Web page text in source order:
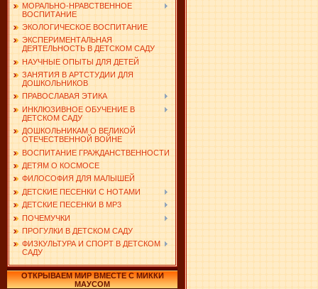
МОРАЛЬНО-НРАВСТВЕННОЕ
ВОСПИТАНИЕ
ЭКОЛОГИЧЕСКОЕ ВОСПИТАНИЕ
ЭКСПЕРИМЕНТАЛЬНАЯ
ДЕЯТЕЛЬНОСТЬ В ДЕТСКОМ САДУ
НАУЧНЫЕ ОПЫТЫ ДЛЯ ДЕТЕЙ
ЗАНЯТИЯ В АРТСТУДИИ ДЛЯ
ДОШКОЛЬНИКОВ
ПРАВОСЛАВАЯ ЭТИКА
ИНКЛЮЗИВНОЕ ОБУЧЕНИЕ В
ДЕТСКОМ САДУ
ДОШКОЛЬНИКАМ О ВЕЛИКОЙ
ОТЕЧЕСТВЕННОЙ ВОЙНЕ
ВОСПИТАНИЕ ГРАЖДАНСТВЕННОСТИ
ДЕТЯМ О КОСМОСЕ
ФИЛОСОФИЯ ДЛЯ МАЛЫШЕЙ
ДЕТСКИЕ ПЕСЕНКИ С НОТАМИ
ДЕТСКИЕ ПЕСЕНКИ В MP3
ПОЧЕМУЧКИ
ПРОГУЛКИ В ДЕТСКОМ САДУ
ФИЗКУЛЬТУРА И СПОРТ В ДЕТСКОМ
САДУ
ОТКРЫВАЕМ МИР ВМЕСТЕ С МИККИ
МАУСОМ